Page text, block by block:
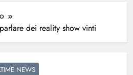
dei reality show vinti
NEWS